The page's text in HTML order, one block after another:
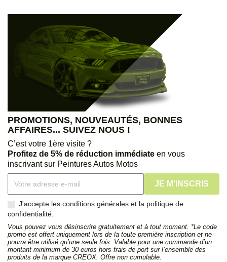
PROMOTIONS, NOUVEAUTÉS, BONNES
AFFAIRES... SUIVEZ NOUS !
C’est votre 1ère visite ?
Profitez de 5% de réduction immédiate en vous
inscrivant sur Peintures Autos Motos
J'accepte les conditions générales et la politique de
confidentialité.
Vous pouvez vous désinscrire gratuitement et à tout moment. *Le code
promo est offert uniquement lors de la toute première inscription et ne
pourra être utilisé qu’une seule fois. Valable pour une commande d’un
montant minimum de 30 euros hors frais de port sur l’ensemble des
produits de la marque CREOX. Offre non cumulable.